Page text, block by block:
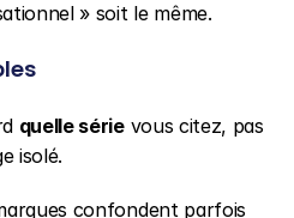
» soit le même.
quelle série vous citez, pas
isolé.